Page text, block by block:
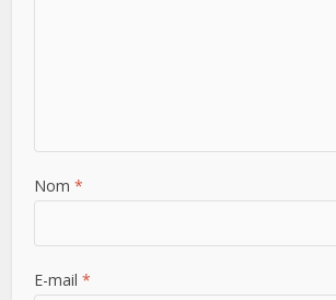
Nom*
E-mail*